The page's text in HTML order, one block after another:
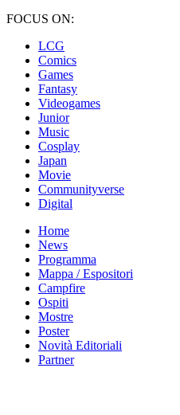
FOCUS ON:
LCG
Comics
Games
Fantasy
Videogames
Junior
Music
Cosplay
Japan
Movie
Communityverse
Digital
Home
News
Programma
Mappa / Espositori
Campfire
Ospiti
Mostre
Poster
Novità Editoriali
Partner